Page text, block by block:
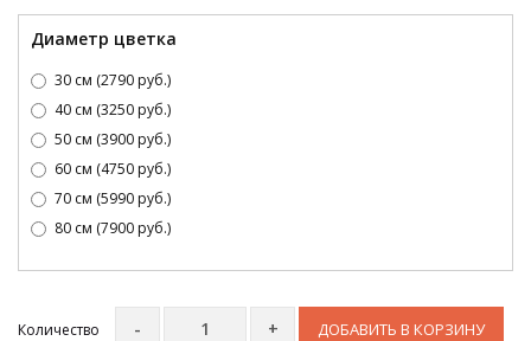
Диаметр цветка
30 см (2790 руб.)
40 см (3250 руб.)
50 см (3900 руб.)
60 см (4750 руб.)
70 см (5990 руб.)
80 см (7900 руб.)
Количество ДОБАВИТЬ В КОРЗИНУ